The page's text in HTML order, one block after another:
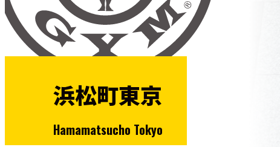
SHOPオンラインストア
浜松町東京
Hamamatsucho Tokyo